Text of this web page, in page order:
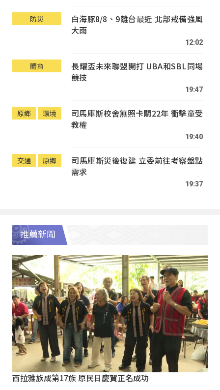
防災
白海豚8/8、9離台最近 北部戒備強風
大雨
12:02
體育
長耀盃未來聯盟開打 UBA和SBL同場
競技
19:47
原鄉 環境
司馬庫斯校舍無照卡關22年 衝擊童受
教權
19:40
交通 原鄉
司馬庫斯災後復建 立委前往考察盤點
需求
19:37
推薦新聞
西拉雅族成第17族 原民日慶賀正名成功